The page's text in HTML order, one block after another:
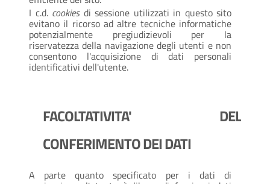
I c.d. cookies di sessione utilizzati in questo sito
evitano il ricorso ad altre tecniche informatiche
potenzialmente pregiudizievoli per la
riservatezza della navigazione degli utenti e non
consentono l'acquisizione di dati personali
identificativi dell'utente.
FACOLTATIVITA' DEL
CONFERIMENTO DEI DATI
A parte quanto specificato per i dati di